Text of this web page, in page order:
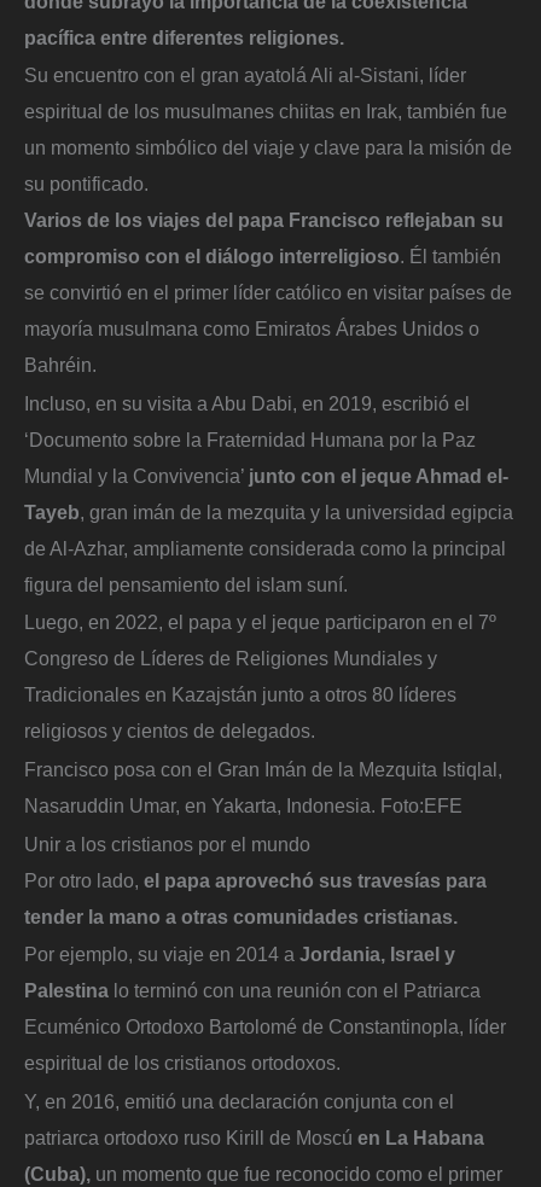
pacífica entre diferentes religiones.
Su encuentro con el gran ayatolá Ali al-Sistani, líder
espiritual de los musulmanes chiitas en Irak, también fue
un momento simbólico del viaje y clave para la misión de
su pontificado.
Varios de los viajes del papa Francisco reflejaban su
compromiso con el diálogo interreligioso. Él también
se convirtió en el primer líder católico en visitar países de
mayoría musulmana como Emiratos Árabes Unidos o
Bahréin.
Incluso, en su visita a Abu Dabi, en 2019, escribió el
‘Documento sobre la Fraternidad Humana por la Paz
Mundial y la Convivencia’ junto con el jeque Ahmad el-
Tayeb, gran imán de la mezquita y la universidad egipcia
de Al-Azhar, ampliamente considerada como la principal
figura del pensamiento del islam suní.
Luego, en 2022, el papa y el jeque participaron en el 7º
Congreso de Líderes de Religiones Mundiales y
Tradicionales en Kazajstán junto a otros 80 líderes
religiosos y cientos de delegados.
Francisco posa con el Gran Imán de la Mezquita Istiqlal,
Nasaruddin Umar, en Yakarta, Indonesia. Foto:EFE
Unir a los cristianos por el mundo
Por otro lado, el papa aprovechó sus travesías para
tender la mano a otras comunidades cristianas.
Por ejemplo, su viaje en 2014 a Jordania, Israel y
Palestina lo terminó con una reunión con el Patriarca
Ecuménico Ortodoxo Bartolomé de Constantinopla, líder
espiritual de los cristianos ortodoxos.
Y, en 2016, emitió una declaración conjunta con el
patriarca ortodoxo ruso Kirill de Moscú en La Habana
(Cuba), un momento que fue reconocido como el primer